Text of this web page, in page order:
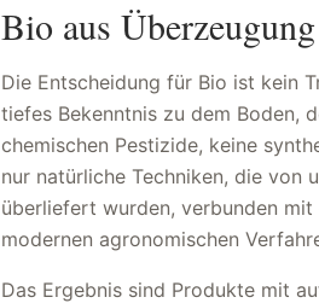
Bio aus Überzeugung
Die Entscheidung für Bio ist kein
tiefes Bekenntnis zu dem Boden,
chemischen Pestizide, keine
nur natürliche Techniken, die von
überliefert wurden, verbunden mit
modernen agronomischen
Das Ergebnis sind Produkte mit